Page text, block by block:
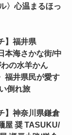
〉心温まるほっ
】福井県
本海さかな街/中
の水羊かん
福井県民が愛す
倒れ旅
】神奈川県鎌倉
屋 奨 TASUKU/